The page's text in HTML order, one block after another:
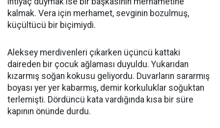
kalmak. Vera için merhamet, sevginin bozulmuş,
küçültücü bir biçimiydi.
Aleksey merdivenleri çıkarken üçüncü kattaki
daireden bir çocuk ağlaması duyuldu. Yukarıdan
kızarmış soğan kokusu geliyordu. Duvarların sararmış
boyası yer yer kabarmış, demir korkuluklar soğuktan
terlemişti. Dördüncü kata vardığında kısa bir süre
kapının önünde durdu.